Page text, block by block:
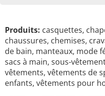
Produits: casquettes,
chaussures, chemises,
de bain, manteaux, mode
sacs à main, sous-
vêtements, vêtements de
enfants, vêtements pour